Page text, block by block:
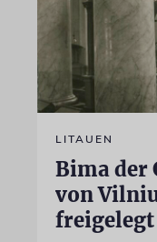
LITAUEN
Bima der
von
freigelegt